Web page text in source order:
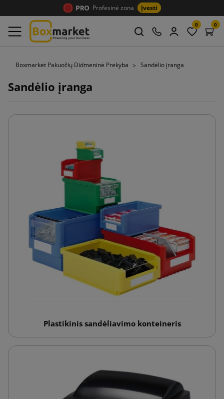
Profesinė zona Įvesti
0 0
Boxmarket Pakuočių Didmeninė Prekyba Sandėlio įranga
Sandėlio įranga
Plastikinis sandėliavimo konteineris